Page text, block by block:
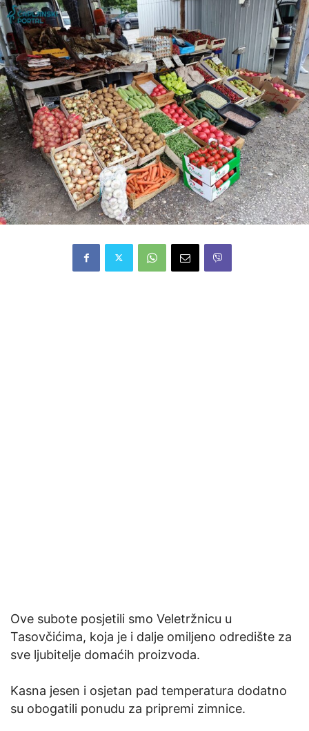
Ove subote posjetili smo Veletržnicu u
Tasovčićima, koja je i dalje omiljeno odredište za
sve ljubitelje domaćih proizvoda.
Kasna jesen i osjetan pad temperatura dodatno
su obogatili ponudu za pripremi zimnice.